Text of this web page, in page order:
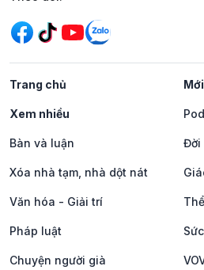
Trang chủ
Xem nhiều
Bàn và luận Đời
Xóa nhà tạm, nhà dột nát
Văn hóa - Giải trí
Pháp luật
Chuyện người già